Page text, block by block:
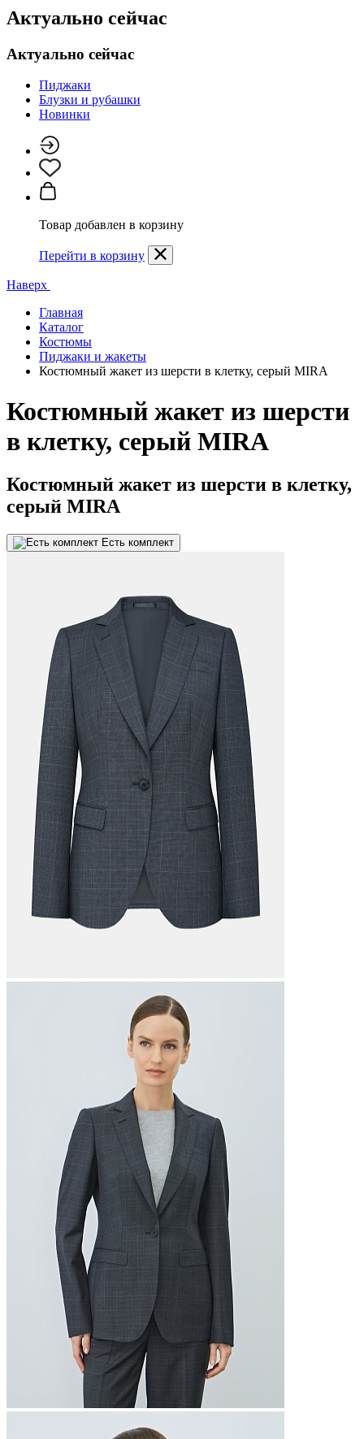
Актуально сейчас
Актуально сейчас
Пиджаки
Блузки и рубашки
Новинки
Товар добавлен в корзину
Перейти в корзину
Наверх
Главная
Каталог
Костюмы
Пиджаки и жакеты
Костюмный жакет из шерсти в клетку, серый MIRA
Костюмный жакет из шерсти
в клетку, серый MIRA
Костюмный жакет из шерсти в клетку,
серый MIRA
Есть комплект